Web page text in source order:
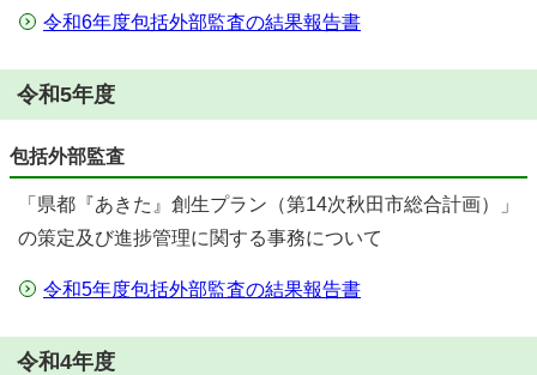
令和6年度包括外部監査の結果報告書
令和5年度
包括外部監査
「県都『あきた』創生プラン（第14次秋田市総合計画）」
の策定及び進捗管理に関する事務について
令和5年度包括外部監査の結果報告書
令和4年度